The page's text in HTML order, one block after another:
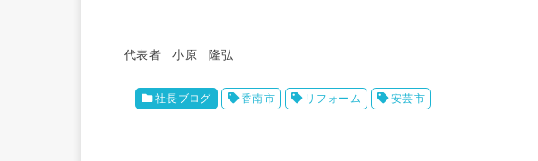
代表者 小原 隆弘
社長ブログ 香南市 リフォーム 安芸市